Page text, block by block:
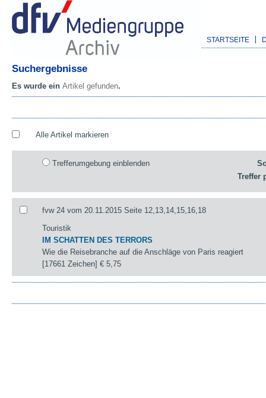
STARTSEITE
Suchergebnisse
Es wurde ein Artikel gefunden.
Alle Artikel markieren
Trefferumgebung einblenden
Treffer
fvw 24 vom 20.11.2015 Seite 12,13,14,15,16,18
Touristik
IM SCHATTEN DES TERRORS
Wie die Reisebranche auf die Anschläge von Paris reagiert
[17661 Zeichen]€ 5,75